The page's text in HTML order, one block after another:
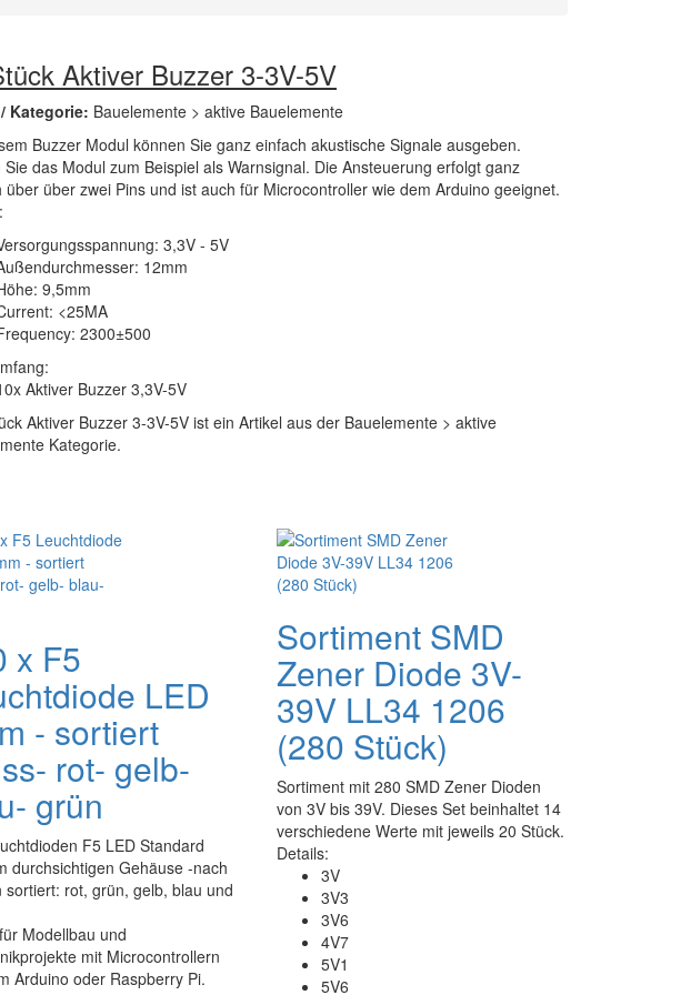
Aktiver Buzzer 3-3V-5V
Kategorie: Bauelemente > aktive Bauelemente
Buzzer Modul können Sie ganz einfach akustische Signale ausgeben.
Sie das Modul zum Beispiel als Warnsignal. Die Ansteuerung erfolgt ganz
über über zwei Pins und ist auch für Microcontroller wie dem Arduino geeignet.
3,3V - 5V
12mm
9,5mm
<25MA
2300±500
Aktiver Buzzer 3,3V-5V
Aktiver Buzzer 3-3V-5V ist ein Artikel aus der Bauelemente > aktive
Kategorie.
x F5
LED
- sortiert
rot- gelb-
grün
F5 LED Standard
durchsichtigen Gehäuse -nach
sortiert: rot, grün, gelb, blau und
Modellbau und
mit Microcontrollern
Arduino oder Raspberry Pi.
Sortiment SMD
Zener Diode 3V-
39V LL34 1206
(280 Stück)
Sortiment mit 280 SMD Zener Dioden
von 3V bis 39V. Dieses Set beinhaltet 14
verschiedene Werte mit jeweils 20 Stück.
Details:
3V
3V3
3V6
4V7
5V1
5V6